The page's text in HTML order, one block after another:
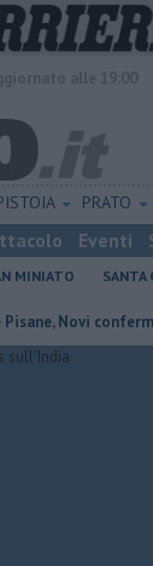
PRATO
Eventi
MINIATO SANTA
confermato